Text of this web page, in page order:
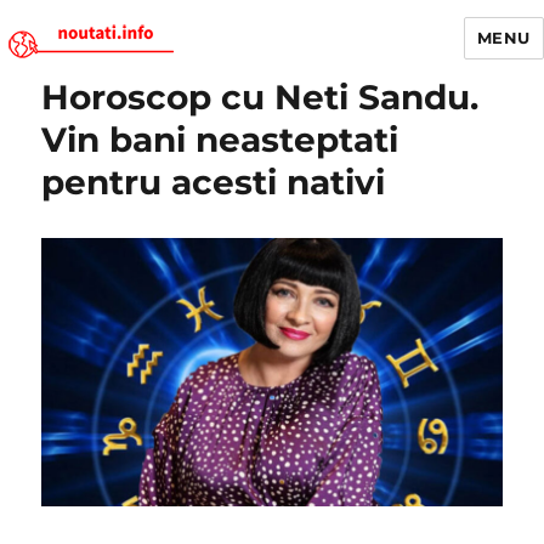
Noutati.Info
MENU
Horoscop cu Neti Sandu.
Vin bani neasteptati
pentru acesti nativi